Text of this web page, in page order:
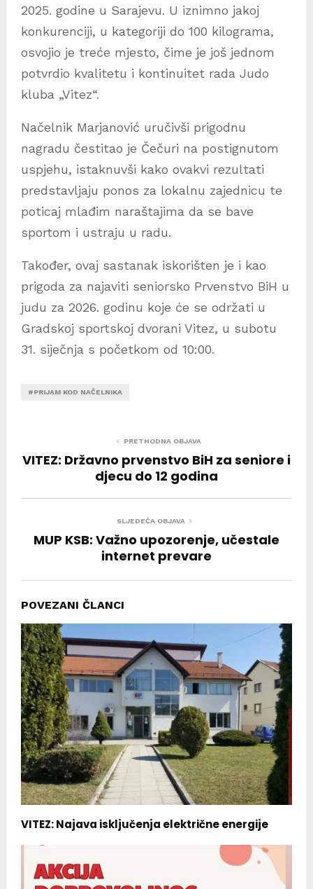
2025. godine u Sarajevu. U iznimno jakoj
konkurenciji, u kategoriji do 100 kilograma,
osvojio je treće mjesto, čime je još jednom
potvrdio kvalitetu i kontinuitet rada Judo
kluba „Vitez“.
Načelnik Marjanović uručivši prigodnu
nagradu čestitao je Čečuri na postignutom
uspjehu, istaknuvši kako ovakvi rezultati
predstavljaju ponos za lokalnu zajednicu te
poticaj mlađim naraštajima da se bave
sportom i ustraju u radu.
Također, ovaj sastanak iskorišten je i kao
prigoda za najaviti seniorsko Prvenstvo BiH u
judu za 2026. godinu koje će se održati u
Gradskoj sportskoj dvorani Vitez, u subotu
31. siječnja s početkom od 10:00.
#PRIJAM KOD NAČELNIKA
PRETHODNA OBJAVA
VITEZ: Državno prvenstvo BiH za seniore i
djecu do 12 godina
SLJEDEĆA OBJAVA
MUP KSB: Važno upozorenje, učestale
internet prevare
POVEZANI ČLANCI
VITEZ: Najava isključenja električne energije